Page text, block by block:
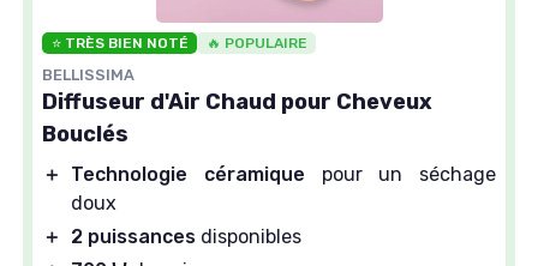
⭐ TRÈS BIEN NOTÉ 🔥 POPULAIRE
BELLISSIMA
Diffuseur d'Air Chaud pour Cheveux
Bouclés
＋ Technologie céramique pour un séchage
doux
＋
2 puissances disponibles